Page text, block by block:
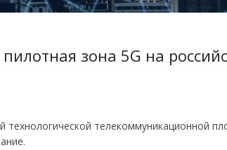
зона 5G на
технологической телекоммуникационной